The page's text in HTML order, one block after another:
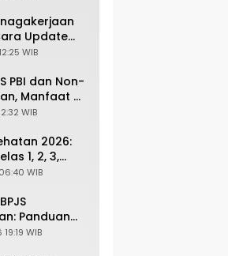
Update
HP di JMO
WIB
PBI dan Non-
Manfaat &
2026
WIB
2026:
1, 2, 3,
&
WIB
Panduan
Fitur
WIB